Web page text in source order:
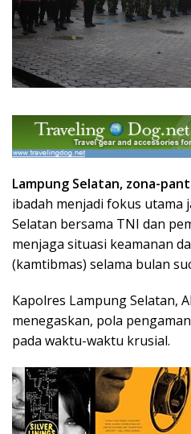
Lampung Selatan, zona-
ibadah menjadi fokus utama
Selatan bersama TNI dan
menjaga situasi keamanan
(kamtibmas) selama bulan
Kapolres Lampung Selatan,
menegaskan, pola
pada waktu-waktu krusial.